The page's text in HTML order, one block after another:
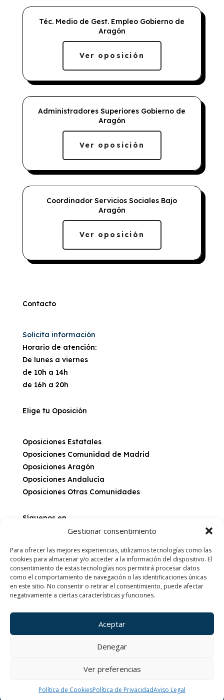
Gestionar consentimiento
Para ofrecer las mejores experiencias, utilizamos tecnologías como las
cookies para almacenar y/o acceder a la información del dispositivo. El
consentimiento de estas tecnologías nos permitirá procesar datos
como el comportamiento de navegación o las identificaciones únicas
en este sitio. No consentir o retirar el consentimiento, puede afectar
negativamente a ciertas características y funciones.
Aceptar
Denegar
Ver preferencias
Política de CookiesPolítica de PrivacidadAviso Legal
Téc. Medio de Gest. Empleo Gobierno de
Aragón
Ver oposición
Administradores Superiores Gobierno de
Aragón
Ver oposición
Coordinador Servicios Sociales Bajo
Aragón
Ver oposición
Contacto
Solicita información
Horario de atención:
De lunes a viernes
de 10h a 14h
de 16h a 20h
Elige tu Oposición
Oposiciones Estatales
Oposiciones Comunidad de Madrid
Oposiciones Aragón
Oposiciones Andalucía
Oposiciones Otras Comunidades
Síguenos en
Sobre nosotros
Últimas convocatorias
Blog
Política de Cookies
SoyLausan